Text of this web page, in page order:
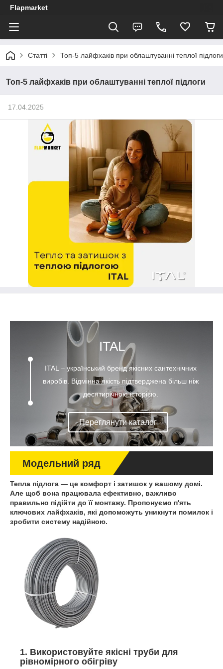
Flapmarket
Статті Топ-5 лайфхаків при облаштуванні теплої підлоги
Топ-5 лайфхаків при облаштуванні теплої підлоги
17.04.2025
ITAL
ITAL – український бренд якісних сантехнічних
виробів. Відмінна якість підтверджена більш ніж
десятирічною історією.
Переглянути каталог
Модельний ряд
Тепла підлога — це комфорт і затишок у вашому домі.
Але щоб вона працювала ефективно, важливо
правильно підійти до її монтажу. Пропонуємо п'ять
ключових лайфхаків, які допоможуть уникнути помилок і
зробити систему надійною.
1. Використовуйте якісні труби для
рівномірного обігріву